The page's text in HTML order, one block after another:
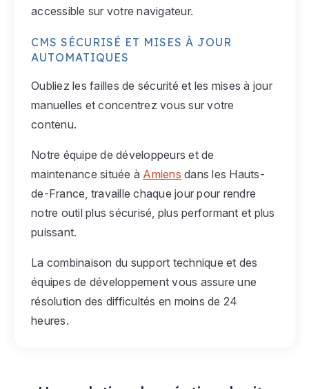
accessible sur votre navigateur.
CMS SÉCURISÉ ET MISES À JOUR
AUTOMATIQUES
Oubliez les failles de sécurité et les mises à jour
manuelles et concentrez vous sur votre
contenu.
Notre équipe de développeurs et de
maintenance située à Amiens dans les Hauts-
de-France, travaille chaque jour pour rendre
notre outil plus sécurisé, plus performant et plus
puissant.
La combinaison du support technique et des
équipes de développement vous assure une
résolution des difficultés en moins de 24
heures.